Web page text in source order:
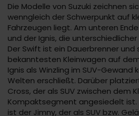
Die Modelle von Suzuki zeichnen
wenngleich der Schwerpunkt auf
Fahrzeugen liegt. Am unteren
und der Ignis, die
Der Swift ist ein Dauerbrenner und
bekanntesten Kleinwagen auf
Ignis als Winzling im SUV-
Welten erschließt. Darüber
Cross, der als SUV zwischen dem
Kompaktsegment angesiedelt ist.
ist der Jimny, der als SUV bzw.